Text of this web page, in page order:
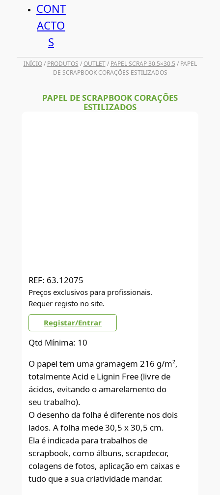
CONT
ACTO
S
INÍCIO/ PRODUTOS /OUTLET/ PAPEL SCRAP 30.5×30.5 / PAPEL
DE SCRAPBOOK CORAÇÕES ESTILIZADOS
PAPEL DE SCRAPBOOK CORAÇÕES
ESTILIZADOS
REF: 63.12075
Preços exclusivos para profissionais.
Requer registo no site.
Registar/Entrar
Qtd Mínima: 10
O papel tem uma gramagem 216 g/m²,
totalmente Acid e Lignin Free (livre de
ácidos, evitando o amarelamento do
seu trabalho).
O desenho da folha é diferente nos dois
lados. A folha mede 30,5 x 30,5 cm.
Ela é indicada para trabalhos de
scrapbook, como álbuns, scrapdecor,
colagens de fotos, aplicação em caixas e
tudo que a sua criatividade mandar.